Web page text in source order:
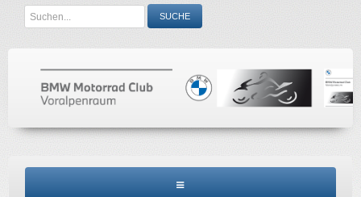
Search
...
SUCHE